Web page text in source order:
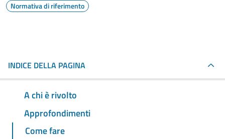
Normativa di riferimento
INDICE DELLA PAGINA
A chi è rivolto
Approfondimenti
Come fare